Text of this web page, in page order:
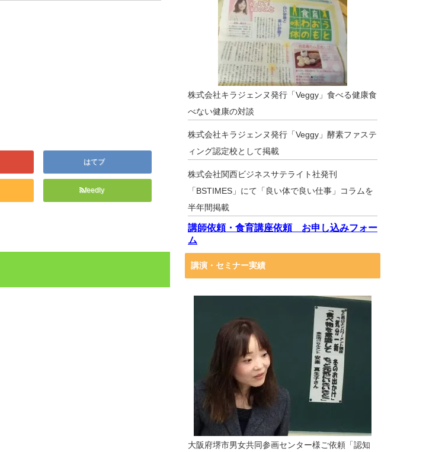
はてブ
feedly
株式会社キラジェンヌ発行「Veggy」食べる健康食
べない健康の対談
株式会社キラジェンヌ発行「Veggy」酵素ファステ
ィング認定校として掲載
株式会社関西ビジネスサテライト社発刊
「BSTIMES」にて「良い体で良い仕事」コラムを
半年間掲載
講師依頼・食育講座依頼 お申し込みフォー
ム
講演・セミナー実績
大阪府堺市男女共同参画センター様ご依頼「認知